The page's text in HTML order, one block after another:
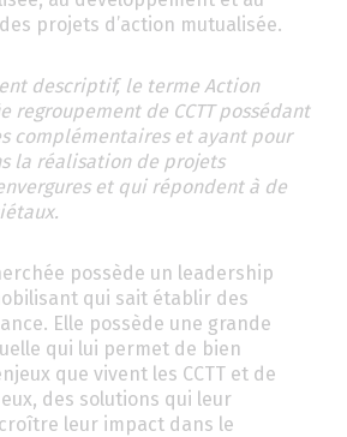
projets d’action mutualisée.
descriptif, le terme Action
regroupement de CCTT possédant
complémentaires et ayant pour
la réalisation de projets
et qui répondent à de
possède un leadership
qui sait établir des
Elle possède une grande
qui lui permet de bien
que vivent les CCTT et de
des solutions qui leur
leur impact dans le